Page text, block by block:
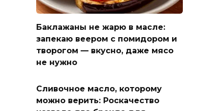
Баклажаны не жарю в масле:
запекаю веером с помидором и
творогом — вкусно, даже мясо
не нужно
Сливочное масло, которому
можно верить: Роскачество